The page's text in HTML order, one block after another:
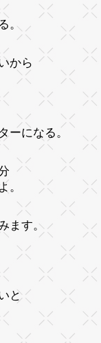
。
から
ーになる。
。
ます。
と